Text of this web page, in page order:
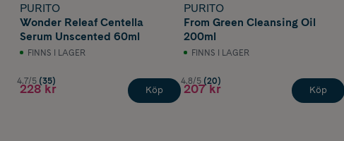
PURITO
Wonder Releaf Centella
Serum Unscented 60ml
FINNS I LAGER
4.7/5 (35)
228 kr Köp
PURITO
From Green Cleansing Oil
200ml
FINNS I LAGER
4.8/5 (20)
207 kr Köp